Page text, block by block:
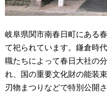
岐阜県関市南春日町にある
て祀られています。鎌倉時
職たちによって春日大社の
れ、国の重要文化財の能装
刃物まつりなどで特別公開さ